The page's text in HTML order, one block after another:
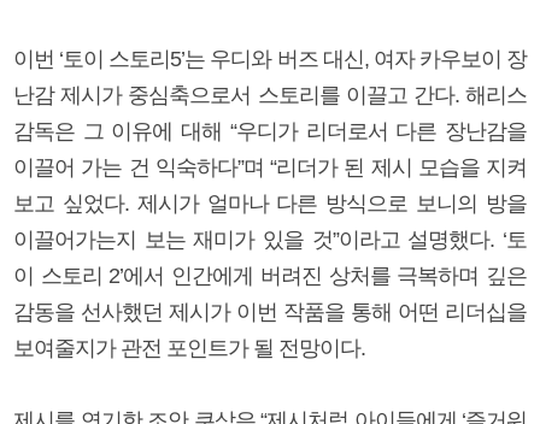
이번 ‘토이 스토리5’는 우디와 버즈 대신, 여자 카우보이 장
난감 제시가 중심축으로서 스토리를 이끌고 간다. 해리스
감독은 그 이유에 대해 “우디가 리더로서 다른 장난감을
이끌어 가는 건 익숙하다”며 “리더가 된 제시 모습을 지켜
보고 싶었다. 제시가 얼마나 다른 방식으로 보니의 방을
이끌어가는지 보는 재미가 있을 것”이라고 설명했다. ‘토
이 스토리 2’에서 인간에게 버려진 상처를 극복하며 깊은
감동을 선사했던 제시가 이번 작품을 통해 어떤 리더십을
보여줄지가 관전 포인트가 될 전망이다.